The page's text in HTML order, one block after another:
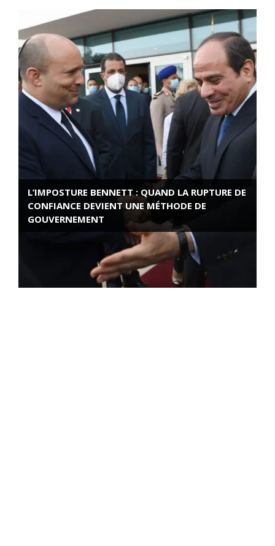
L’IMPOSTURE BENNETT : QUAND LA RUPTURE DE
CONFIANCE DEVIENT UNE MÉTHODE DE
GOUVERNEMENT
ROSE VALLAND, HEROÏNE DE LA RESISTANCE